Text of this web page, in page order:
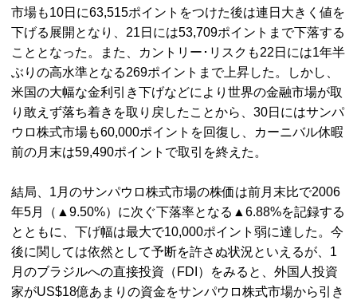
市場も10日に63,515ポイントをつけた後は連日大きく値を
下げる展開となり、21日には53,709ポイントまで下落する
こととなった。また、カントリー･リスクも22日には1年半
ぶりの高水準となる269ポイントまで上昇した。しかし、
米国の大幅な金利引き下げなどにより世界の金融市場が取
り敢えず落ち着きを取り戻したことから、30日にはサンパ
ウロ株式市場も60,000ポイントを回復し、カーニバル休暇
前の月末は59,490ポイントで取引を終えた。
結局、1月のサンパウロ株式市場の株価は前月末比で2006
年5月（▲9.50%）に次ぐ下落率となる▲6.88%を記録する
とともに、下げ幅は最大で10,000ポイント弱に達した。今
後に関しては依然として予断を許さぬ状況といえるが、1
月のブラジルへの直接投資（FDI）をみると、外国人投資
家がUS$18億あまりの資金をサンパウロ株式市場から引き